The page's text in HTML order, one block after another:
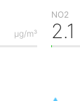
μg/m³
NO2
2.1